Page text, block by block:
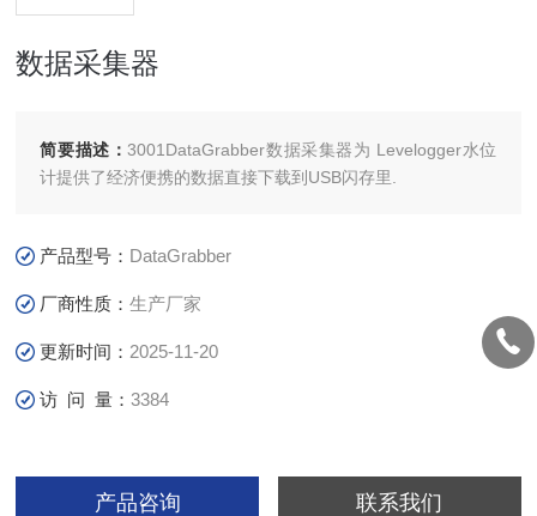
数据采集器
简要描述：3001DataGrabber数据采集器为 Levelogger水位
计提供了经济便携的数据直接下载到USB闪存里.
产品型号： DataGrabber
厂商性质：生产厂家
更新时间： 2025-11-20
访 问 量：3384
产品咨询 联系我们